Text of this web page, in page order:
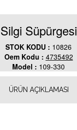
Silgi Süpürgesi
STOK KODU : 10826
Oem Kodu : 4735492
Model : 109-330
ÜRÜN AÇIKLAMASI